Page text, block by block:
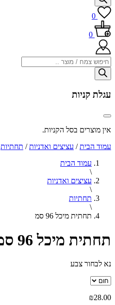
0
0
Products
search
עגלת קניות
אין מוצרים בסל הקניות.
עמוד הבית/ עציצים ואדניות/ תחתיות
עמוד הבית
\
עציצים ואדניות
\
תחתיות
\
תחתית מיכל 96 סמ
תחתית מיכל 96 סמ
נא לבחור צבע
₪28.00